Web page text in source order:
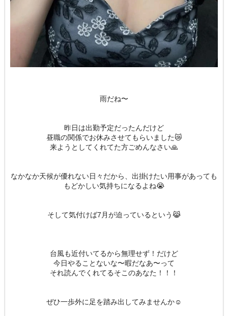
雨だね〜
昨日は出勤予定だったんだけど
昼職の関係でお休みさせてもらいました😿
来ようとしてくれてた方ごめんなさい🙏
なかなか天候が優れない日々だから、出掛けたい用事があっても
もどかしい気持ちになるよね😭
そして気付けば7月が迫っているという😹
台風も近付いてるから無理せず！だけど
今日やることないな〜暇だなあ〜って
それ読んでくれてるそこのあなた！！！
ぜひ一歩外に足を踏み出してみませんか☺️